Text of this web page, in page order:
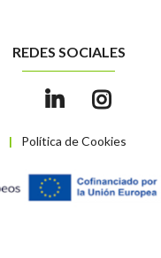
| Política de Cookies
REDES SOCIALES